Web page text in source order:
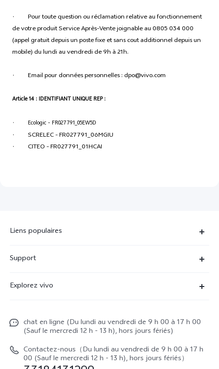
· Pour toute question ou réclamation relative au fonctionnement
de votre produit Service Après-Vente joignable au 0805 034 000
(appel gratuit depuis un poste fixe et sans cout additionnel depuis un
mobile) du lundi au vendredi de 9h à 21h.
· Email pour données personnelles : dpo@vivo.com
Article 14 : IDENTIFIANT UNIQUE REP :
· Ecologic - FR027791_05EW5D
· SCRELEC - FR027791_06MGIU
· CITEO - FR027791_01HCAI
Liens populaires
V23 5G
Y22s
Y35
Support
Centre de services
Authentification IMEI
Prix des réparations hors garantie
Explorez vivo
La vie chez vivo
vivo netiquette
About Us
chat en ligne (Du lundi au vendredi de 9 h 00 à 17 h 00
(Sauf le mercredi 12 h - 13 h), hors jours fériés)
Contactez-nous（Du lundi au vendredi de 9 h 00 à 17 h
00 (Sauf le mercredi 12 h - 13 h), hors jours fériés）